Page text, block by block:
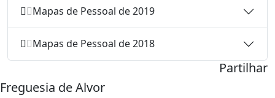
Mapas de Pessoal de 2019
Mapas de Pessoal de 2018
Partilhar
Freguesia de Alvor